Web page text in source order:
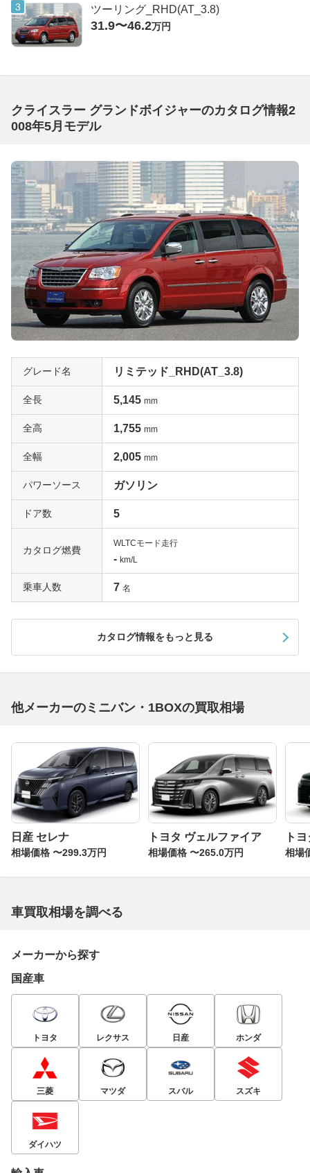
ツーリング_RHD(AT_3.8)
31.9〜46.2万円
クライスラー グランドボイジャーのカタログ情報2
008年5月モデル
グレード名 リミテッド_RHD(AT_3.8)
全長 5,145 mm
全高 1,755 mm
全幅 2,005 mm
パワーソース ガソリン
ドア数 5
カタログ燃費
WLTCモード走行
- km/L
乗車人数 7 名
カタログ情報をもっと見る
他メーカーのミニバン・1BOXの買取相場
日産 セレナ
相場価格 〜299.3万円
トヨタ ヴェルファイア
相場価格 〜265.0万円
ト
相場
車買取相場を調べる
メーカーから探す
国産車
トヨタ レクサス 日産 ホンダ
三菱 マツダ スバル スズキ
ダイハツ